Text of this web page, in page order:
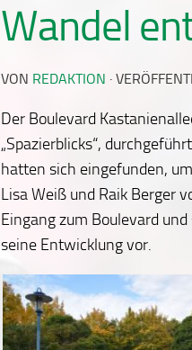
Wandel
VON REDAKTION ·
Der Boulevard
„Spazierblicks“,
hatten sich eingefunden,
Lisa Weiß und Raik Berger
Eingang zum Boulevard
seine Entwicklung vor.